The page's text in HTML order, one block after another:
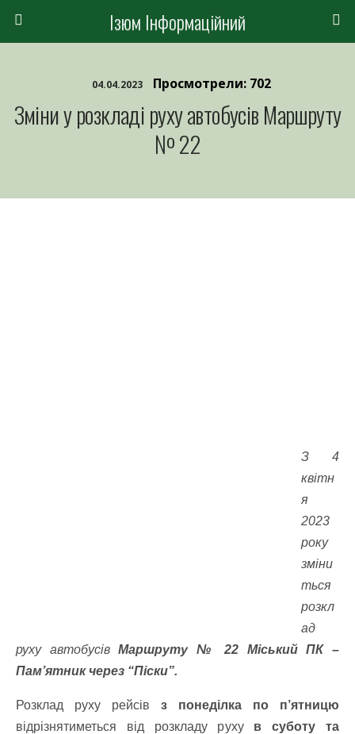
Ізюм Інформаційний
04.04.2023 Просмотрели: 702
Зміни у розкладі руху автобусів Маршруту
№ 22
З 4
квітн
я
2023
року
зміни
ться
розкл
ад
руху автобусівМаршруту № 22 Міський ПК –
Пам’ятник через “Піски”.
Розклад руху рейсів з понеділка по п’ятницю
відрізнятиметься від розкладу руху в суботу та